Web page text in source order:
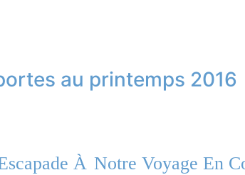
au printemps 2016
À Notre Voyage En